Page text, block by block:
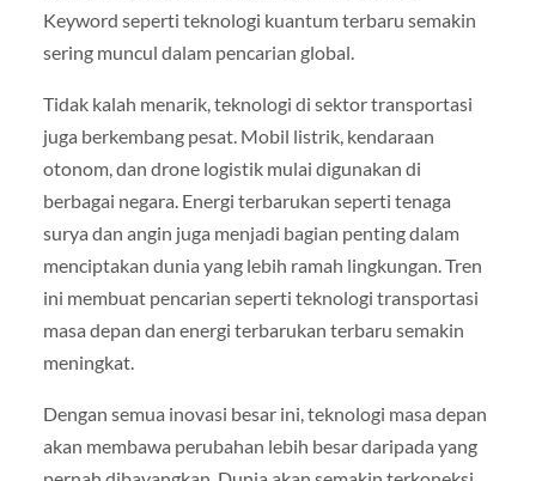
Keyword seperti teknologi kuantum terbaru semakin
sering muncul dalam pencarian global.
Tidak kalah menarik, teknologi di sektor transportasi
juga berkembang pesat. Mobil listrik, kendaraan
otonom, dan drone logistik mulai digunakan di
berbagai negara. Energi terbarukan seperti tenaga
surya dan angin juga menjadi bagian penting dalam
menciptakan dunia yang lebih ramah lingkungan. Tren
ini membuat pencarian seperti teknologi transportasi
masa depan dan energi terbarukan terbaru semakin
meningkat.
Dengan semua inovasi besar ini, teknologi masa depan
akan membawa perubahan lebih besar daripada yang